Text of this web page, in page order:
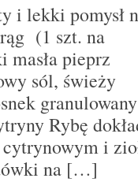
i lekki pomysł
(1 szt. na
masła pieprz
sól, świeży
Rybę
i
na […]